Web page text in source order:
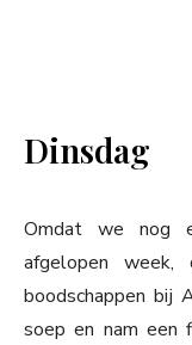
Dinsdag
Omdat we nog
afgelopen
boodschappen bij
soep en nam een